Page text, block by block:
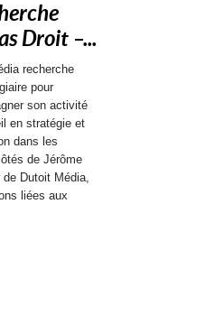
Droit –...
recherche
pour
son activité
en stratégie et
dans les
de Jérôme
Dutoit Média,
liées aux